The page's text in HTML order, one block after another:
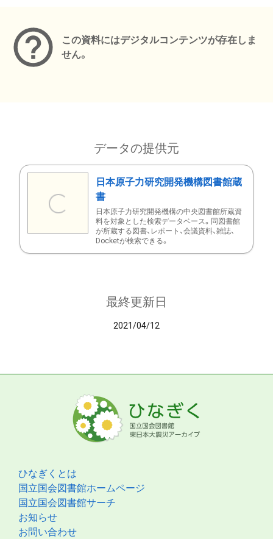
この資料にはデジタルコンテンツが存在しま
せん。
データの提供元
日本原子力研究開発機構図書館蔵
書
日本原子力研究開発機構の中央図書館所蔵資
料を対象とした検索データベース。同図書館
が所蔵する図書、レポート、会議資料、雑誌、
Docketが検索できる。
最終更新日
2021/04/12
ひなぎくとは
国立国会図書館ホームページ
国立国会図書館サーチ
お知らせ
お問い合わせ